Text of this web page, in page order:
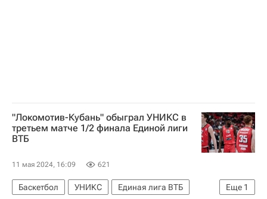
"Локомотив-Кубань" обыграл УНИКС в
третьем матче 1/2 финала Единой лиги
ВТБ
11 мая 2024, 16:09 621
Еще 1
Баскетбол УНИКС
Единая лига ВТБ